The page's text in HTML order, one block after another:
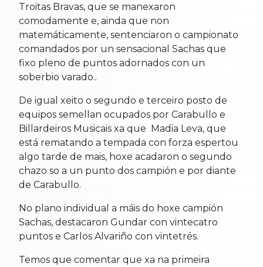
Troitas Bravas, que se manexaron
comodamente e, ainda que non
matemáticamente, sentenciaron o campionato
comandados por un sensacional Sachas que
fixo pleno de puntos adornados con un
soberbio varado..
De igual xeito o segundo e terceiro posto de
equipos semellan ocupados por Carabullo e
Billardeiros Musicais xa que Madia Leva, que
está rematando a tempada con forza espertou
algo tarde de mais, hoxe acadaron o segundo
chazo so a un punto dos campión e por diante
de Carabullo.
No plano individual a máis do hoxe campión
Sachas, destacaron Gundar con vintecatro
puntos e Carlos Alvariño con vintetrés.
Temos que comentar que xa na primeira